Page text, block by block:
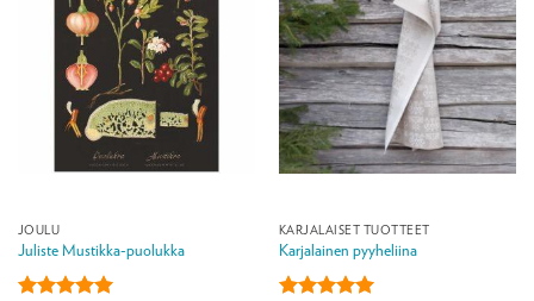
JOULU
Juliste Mustikka-puolukka
KARJALAISET TUOTTEET
Karjalainen pyyheliina